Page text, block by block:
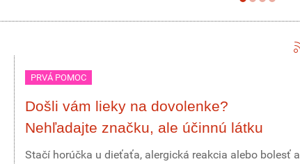
PRVÁ POMOC
Došli vám lieky na dovolenke?
Nehľadajte značku, ale účinnú látku
Stačí horúčka u dieťaťa, alergická reakcia alebo bolesť a